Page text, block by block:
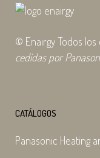
© Enairgy Todos
cedidas por
CATÁLOGOS
Panasonic Heating